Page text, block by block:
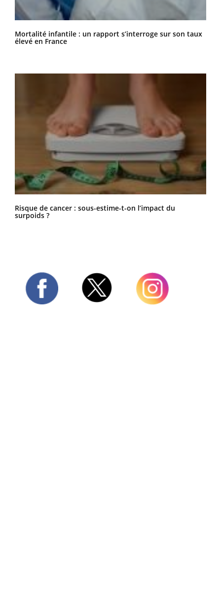
Mortalité infantile : un rapport s’interroge sur son taux
élevé en France
Risque de cancer : sous-estime-t-on l’impact du
surpoids ?